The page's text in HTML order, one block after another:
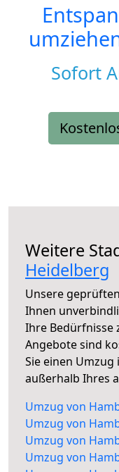
Sofort
Weitere
Heidelberg
Unsere
Ihnen
Ihre Bedürfnisse
Angebote sind
Sie einen
außerhalb Ihres
Umzug von
Umzug von
Umzug von
Umzug von